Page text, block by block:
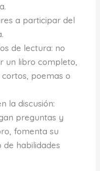
a participar del
de lectura: no
un libro completo,
poemas o
la discusión:
preguntas y
fomenta su
habilidades